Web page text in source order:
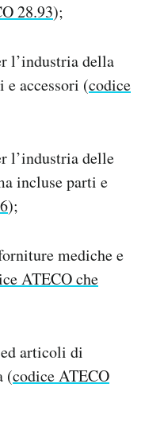
28.93);
l’industria della
e accessori (codice
l’industria delle
incluse parti e
);
mediche e
ATECO che
articoli di
(codice ATECO